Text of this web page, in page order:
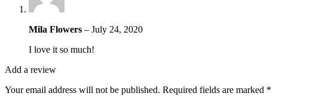
Mila Flowers – July 24, 2020
I love it so much!
Add a review
Your email address will not be published. Required fields are marked *